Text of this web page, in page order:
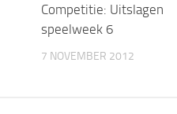
Competitie: Uitslagen
speelweek 6
7 NOVEMBER 2012